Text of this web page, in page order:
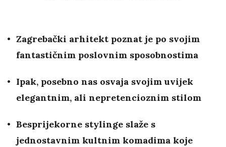
Zagrebački arhitekt poznat je po svojim
fantastičnim poslovnim sposobnostima
Ipak, posebno nas osvaja svojim uvijek
elegantnim, ali nepretencioznim stilom
Besprijekorne stylinge slaže s
jednostavnim kultnim komadima koje